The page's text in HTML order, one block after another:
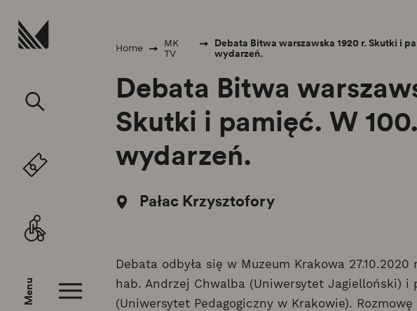
Menu
Home
MK
TV
Debata Bitwa warszawska 1920 r. Skutki i
wydarzeń.
Debata Bitwa
Skutki i pamięć. W
wydarzeń.
Pałac Krzysztofory
Debata odbyła się w Muzeum Krakowa
hab. Andrzej Chwalba (Uniwersytet Jagielloński) i
(Uniwersytet Pedagogiczny w Krakowie).